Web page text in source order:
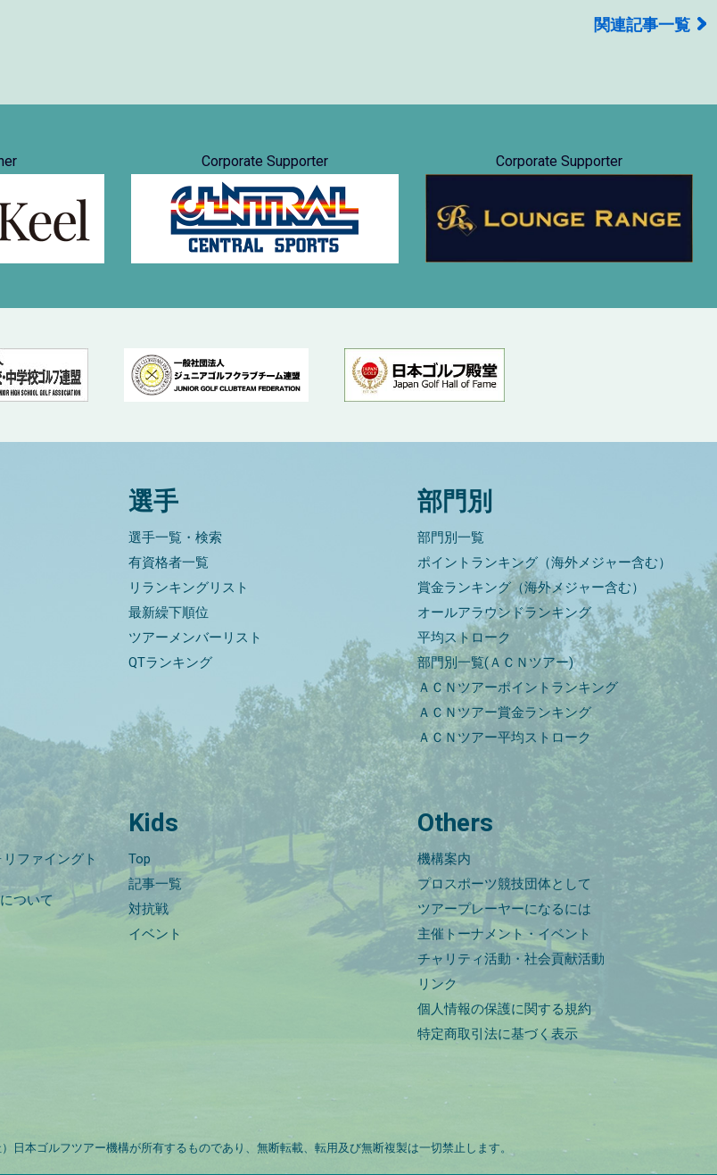
関連記事一覧
Corporate Supporter Corporate Supporter
選手
選手一覧・検索
有資格者一覧
リランキングリスト
最新繰下順位
ツアーメンバーリスト
QTランキング
部門別
部門別一覧
ポイントランキング（海外メジャー含む）
賞金ランキング（海外メジャー含む）
オールアラウンドランキング
平均ストローク
部門別一覧(ＡＣＮツアー)
ＡＣＮツアーポイントランキング
ＡＣＮツアー賞金ランキング
ＡＣＮツアー平均ストローク
ファイングト
ついて
Kids
Top
記事一覧
対抗戦
イベント
Others
機構案内
プロスポーツ競技団体として
ツアープレーヤーになるには
主催トーナメント・イベント
チャリティ活動・社会貢献活動
リンク
個人情報の保護に関する規約
特定商取引法に基づく表示
日本ゴルフツアー機構が所有するものであり、無断転載、転用及び無断複製は一切禁止します。